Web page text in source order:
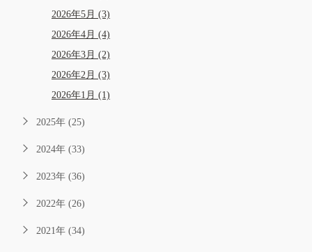
2026年5月 (3)
2026年4月 (4)
2026年3月 (2)
2026年2月 (3)
2026年1月 (1)
2025年 (25)
2024年 (33)
2023年 (36)
2022年 (26)
2021年 (34)